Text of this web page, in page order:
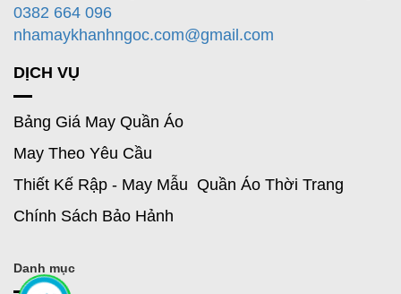
0382 664 096
nhamaykhanhngoc.com@gmail.com
DỊCH VỤ
Bảng Giá May Quần Áo
May Theo Yêu Cầu
Thiết Kế Rập - May Mẫu Quần Áo Thời Trang
Chính Sách Bảo Hảnh
Danh mục